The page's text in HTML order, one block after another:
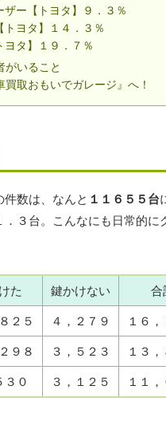
ー【トヨタ】９．３％
ヨタ】１４．３％
タ】１９．７％
いること
取おもいでガレージ』へ！
数は、なんと １１６５５台
３台。こんなにも日常的に
た 鍵かけない 合
２５ ４，２７９ １６，
９８ ３，５２３ １３，
３０ ３，１２５
１１，